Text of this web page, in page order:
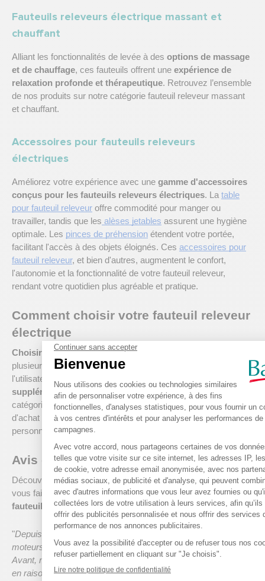
Fauteuils releveurs électrique massant et
chauffant
Alliant les fonctionnalités de levée à des options de massage
et de chauffage, ces fauteuils offrent une expérience de
relaxation profonde et thérapeutique. Retrouvez l’ensemble
de nos produits sur notre catégorie fauteuil releveur massant
et chauffant.
Accessoires pour fauteuils releveurs
électriques
Améliorez votre expérience avec une gamme d'accessoires
conçus pour les fauteuils releveurs électriques. La table
pour fauteuil releveur offre commodité pour manger ou
travailler, tandis que les alèses jetables assurent une hygiène
optimale. Les pinces de préhension étendent votre portée,
facilitant l'accès à des objets éloignés. Ces accessoires pour
fauteuil releveur, et bien d'autres, augmentent le confort,
l'autonomie et la fonctionnalité de votre fauteuil releveur,
rendant votre quotidien plus agréable et pratique.
Comment choisir votre fauteuil releveur
électrique
Choisir le bon fauteuil releveur
plusieurs facteurs, tels que les besoins spécifiques de
l'utilisateur, le
supplémentaires
l'espace disponible . Découvrez
catégorie
fauteuil releveur cocoon et consultez notreguide
d'achat sur les fauteuils releveurspour une aide détaillée et
personnalisée.
Avis et témoignages de clients
Découvrez lesexpériences et les avis de nos clientspour
vous faire une idée de la qualité et de la performance de nos
fauteuils releveurs électriques .
"Depuis que j'ai commencé à utiliser mon fauteuil releveur 2
moteurs Eco Confort, ma vie quotidienne a été transformée.
Avant, me lever et m'asseoir étaient des moments redoutés
en raison de mes douleurs articulaires. Mais maintenant,